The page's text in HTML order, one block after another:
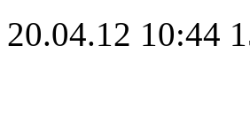
20.04.12 10:44